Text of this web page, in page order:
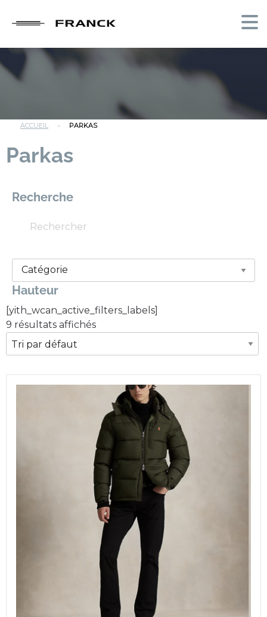
ACCUEIL » PARKAS
Parkas
Recherche
Hauteur
[yith_wcan_active_filters_labels]
9 résultats affichés